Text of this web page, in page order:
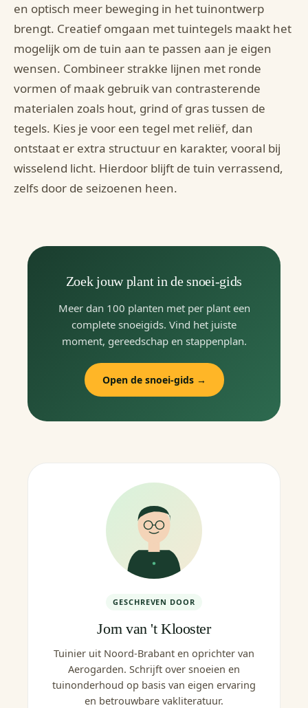
en optisch meer beweging in het tuinontwerp
brengt. Creatief omgaan met tuintegels maakt het
mogelijk om de tuin aan te passen aan je eigen
wensen. Combineer strakke lijnen met ronde
vormen of maak gebruik van contrasterende
materialen zoals hout, grind of gras tussen de
tegels. Kies je voor een tegel met reliëf, dan
ontstaat er extra structuur en karakter, vooral bij
wisselend licht. Hierdoor blijft de tuin verrassend,
zelfs door de seizoenen heen.
Zoek jouw plant in de snoei-gids
Meer dan 100 planten met per plant een
complete snoeigids. Vind het juiste
moment, gereedschap en stappenplan.
Open de snoei-gids →
GESCHREVEN DOOR
Jorn van 't Klooster
Tuinier uit Noord-Brabant en oprichter van
Aerogarden. Schrijft over snoeien en
tuinonderhoud op basis van eigen ervaring
en betrouwbare vakliteratuur.